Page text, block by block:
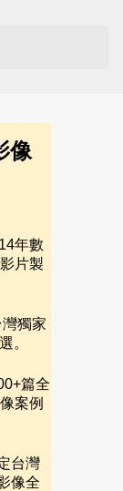
像
年數
片製
獨家
。
篇全
案例
台灣
像全